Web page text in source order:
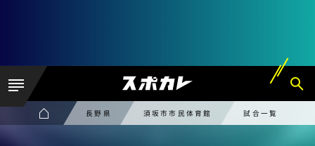
長野県 須坂市市民体育館 試合一覧